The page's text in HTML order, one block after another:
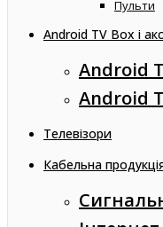
Пульти
Android TV Box і
Android
Android
Телевізори
Кабельна